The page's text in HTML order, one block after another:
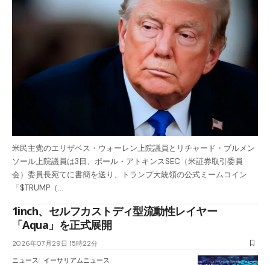
米民主党のエリザベス・ウォーレン上院議員とリチャード・ブルメン
ソール上院議員は3日、ポール・アトキンスSEC（米証券取引委員
会）委員長宛てに書簡を送り、トランプ大統領の公式ミームコイン
「$TRUMP（…
1inch、セルフカストディ型流動性レイヤー
「Aqua」を正式展開
2026年07月29日 15時22分
ニュース
イーサリアムニュース